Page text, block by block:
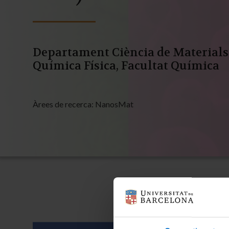
Departament Ciència de
Química Física, Facultat Química
Àrees de recerca: NanosMat